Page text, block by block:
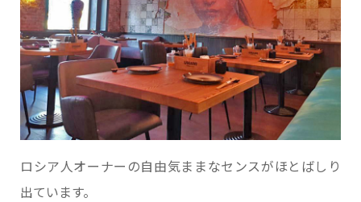
ロシア人オーナーの自由気ままなセンスがほとばしり
出ています。